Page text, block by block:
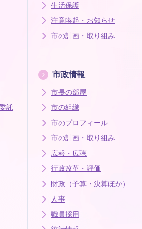
生活保護
注意喚起・お知らせ
市の計画・取り組み
託
市政情報
市長の部屋
市の組織
市のプロフィール
市の計画・取り組み
広報・広聴
行政改革・評価
財政（予算・決算ほか）
人事
職員採用